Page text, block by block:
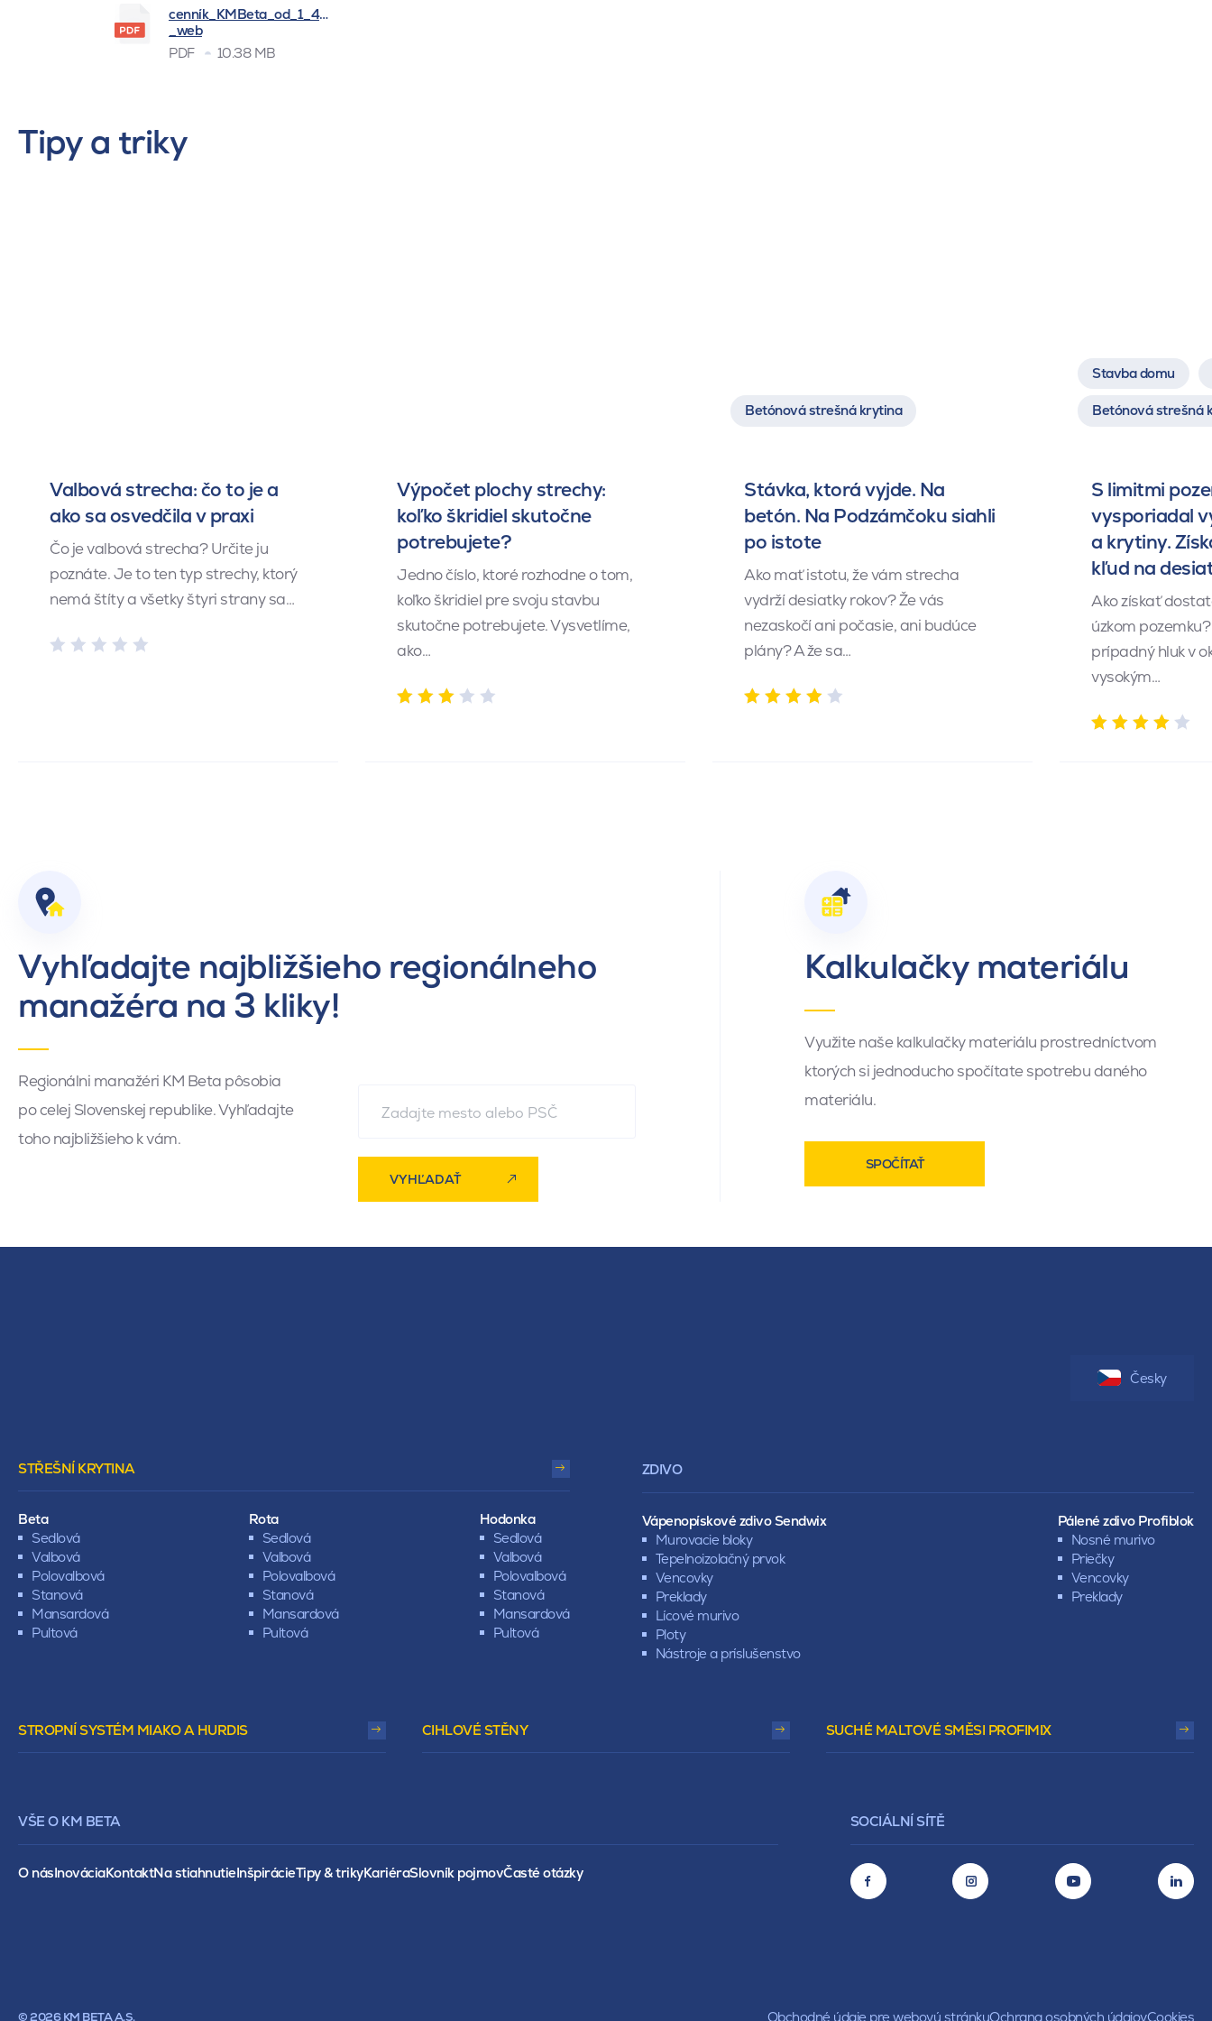
cenník_KMBeta_od_1_4_2026
_web
PDF
10.38 MB
Tipy a triky
Valbová strecha: čo to je a
ako sa osvedčila v praxi
Čo je valbová strecha? Určite ju
poznáte. Je to ten typ strechy, ktorý
nemá štíty a všetky štyri strany sa…
Výpočet plochy strechy:
koľko škridiel skutočne
potrebujete?
Jedno číslo, ktoré rozhodne o tom,
koľko škridiel pre svoju stavbu
skutočne potrebujete. Vysvetlíme,
ako…
Betónová strešná krytina
Stávka, ktorá vyjde. Na
betón. Na Podzámčoku siahli
po istote
Ako mať istotu, že vám strecha
vydrží desiatky rokov? Že vás
nezaskočí ani počasie, ani budúce
plány? A že sa…
Stavba domu
Betónová strešná
S limitmi
vysporiadal
a krytiny.
kľud na
Ako získať
úzkom
prípadný hluk v
vysokým…
Vyhľadajte najbližšieho regionálneho
manažéra na 3 kliky!
Regionálni manažéri KM Beta pôsobia
po celej Slovenskej republike. Vyhľadajte
toho najbližšieho k vám.
VYHĽADAŤ
Kalkulačky materiálu
Využite naše kalkulačky materiálu prostredníctvom
ktorých si jednoducho spočítate spotrebu daného
materiálu.
SPOČÍTAŤ
SOCIÁLNÍ SÍTĚ
STŘEŠNÍ KRYTINA
Beta
Sedlová
Valbová
Polovalbová
Stanová
Mansardová
Pultová
Rota
Sedlová
Valbová
Polovalbová
Stanová
Mansardová
Pultová
Hodonka
Sedlová
Valbová
Polovalbová
Stanová
Mansardová
Pultová
ZDIVO
Vápenopískové zdivo Sendwix
Murovacie bloky
Tepelnoizolačný prvok
Vencovky
Preklady
Lícové murivo
Ploty
Nástroje a príslušenstvo
Pálené zdivo Profiblok
Nosné murivo
Priečky
Vencovky
Preklady
STROPNÍ SYSTÉM MIAKO A HURDIS CIHLOVÉ STĚNY SUCHÉ MALTOVÉ SMĚSI PROFIMIX
VŠE O KM BETA
O násInováciaKontaktNa stiahnutieInšpirácieTipy & trikyKariéraSlovník pojmovČasté otázky
Česky
© 2026 KM BETA A.S. Obchodné údaje pre webovú stránkuOchrana osobných údajovCookies